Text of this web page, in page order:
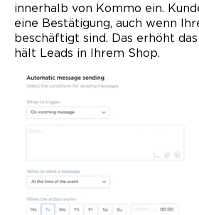
innerhalb von Kommo ein.
eine Bestätigung, auch wenn
beschäftigt sind. Das erhöht
hält Leads in Ihrem Shop.